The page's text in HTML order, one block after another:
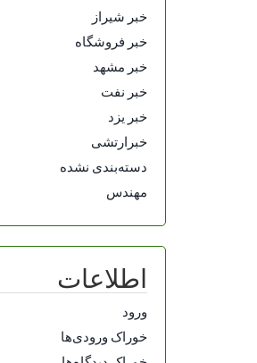
خبر شیراز
خبر فروشگاه
خبر مشهد
خبر نفت
خبر یزد
خبرارتشی
دسته‌بندی نشده
مهندس
اطلاعات
ورود
خوراک ورودی‌ها